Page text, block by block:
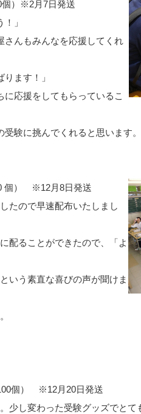
個）※2月7日発送
」
さんもみんなを応援してくれ
ます！」
応援をしてもらっているこ
受験に挑んでくれると思います。
個） ※12月8日発送
たので早速配布いたしまし
配ることができたので、「よ
いう素直な喜びの声が聞けま
個） ※12月20日発送
少し変わった受験グッズでとて